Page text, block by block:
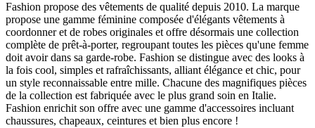
Fashion propose des vêtements de qualité depuis 2010. La marque
propose une gamme féminine composée d'élégants vêtements à
coordonner et de robes originales et offre désormais une collection
complète de prêt-à-porter, regroupant toutes les pièces qu'une femme
doit avoir dans sa garde-robe. Fashion se distingue avec des looks à
la fois cool, simples et rafraîchissants, alliant élégance et chic, pour
un style reconnaissable entre mille. Chacune des magnifiques pièces
de la collection est fabriquée avec le plus grand soin en Italie.
Fashion enrichit son offre avec une gamme d'accessoires incluant
chaussures, chapeaux, ceintures et bien plus encore !